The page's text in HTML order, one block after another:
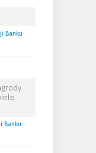
Banku
Banku